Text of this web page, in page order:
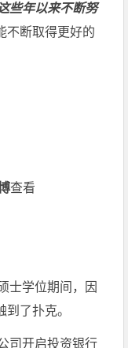
些年以来不断努
不断取得更好的
查看
士学位期间，因
了扑克。
司开启投资银行